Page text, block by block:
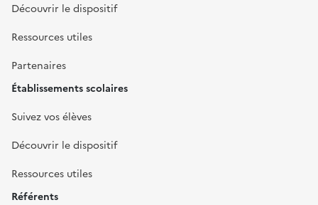
Découvrir le dispositif
Ressources utiles
Partenaires
Établissements scolaires
Suivez vos élèves
Découvrir le dispositif
Ressources utiles
Référents